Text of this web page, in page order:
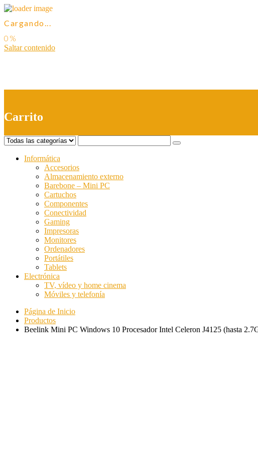
Cargando...
Saltar contenido
Carrito
Informática
Accesorios
Almacenamiento externo
Barebone – Mini PC
Cartuchos
Componentes
Conectividad
Gaming
Impresoras
Monitores
Ordenadores
Portátiles
Tablets
Electrónica
TV, vídeo y home cinema
Móviles y telefonía
Página de Inicio
Productos
Beelink Mini PC Windows 10 Procesador Intel Celeron J4125 (hasta